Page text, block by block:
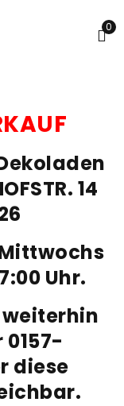
0
14
Uhr.
diese